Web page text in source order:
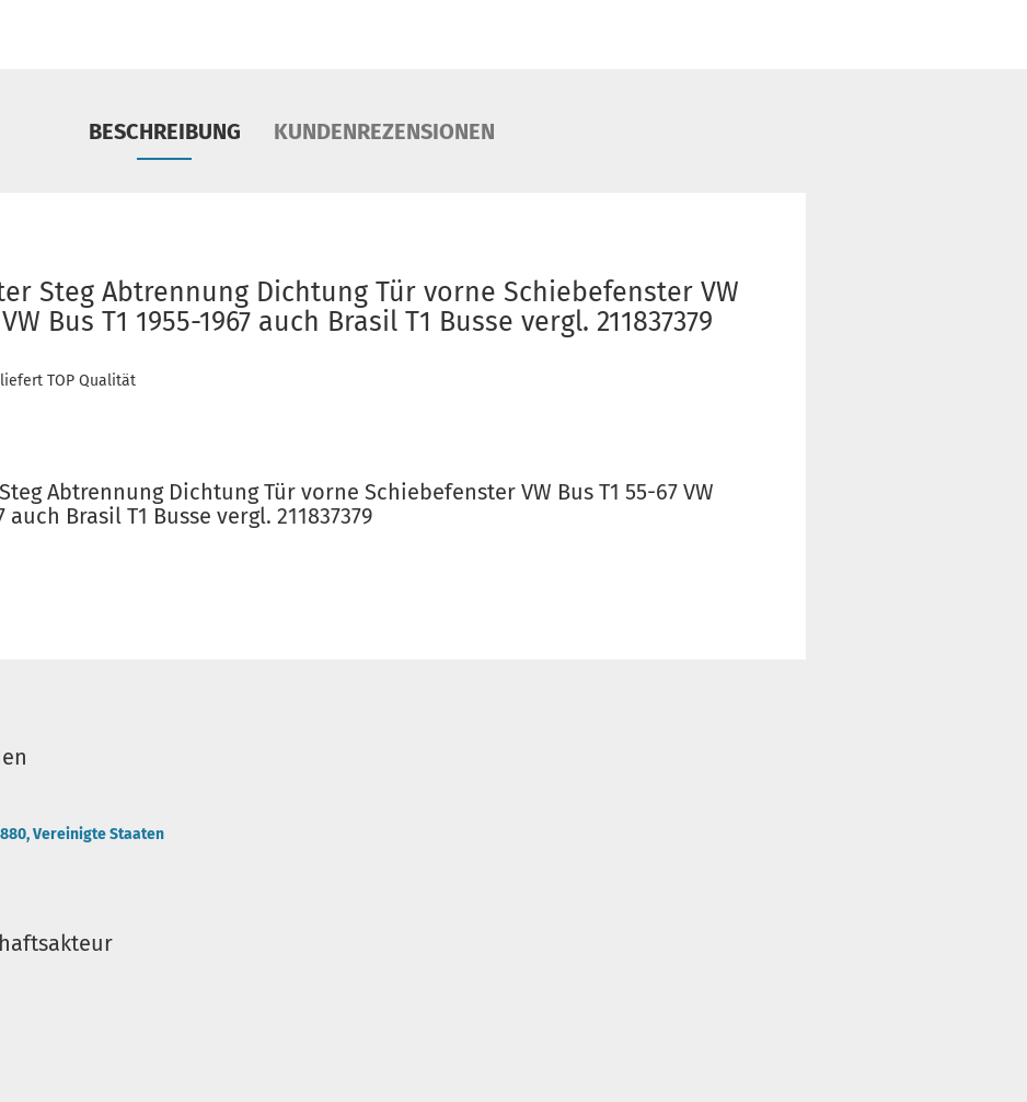
BESCHREIBUNG KUNDENREZENSIONEN
Steg Abtrennung Dichtung Tür vorne Schiebefenster VW
Bus T1 1955-1967 auch Brasil T1 Busse vergl. 211837379
TOP Qualität
Abtrennung Dichtung Tür vorne Schiebefenster VW Bus T1 55-67 VW
auch Brasil T1 Busse vergl. 211837379
Vereinigte Staaten